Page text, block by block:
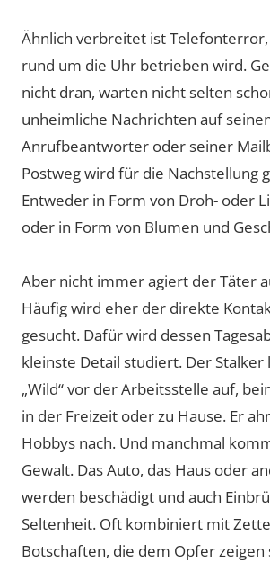
Ähnlich verbreitet ist
rund um die Uhr betrieben wird.
nicht dran, warten nicht selten
unheimliche Nachrichten auf
Anrufbeantworter oder seiner
Postweg wird für die Nachstellung
Entweder in Form von Droh- oder
oder in Form von Blumen und
Aber nicht immer agiert der Täter
Häufig wird eher der direkte
gesucht. Dafür wird dessen
kleinste Detail studiert. Der Stalker
„Wild“ vor der Arbeitsstelle auf,
in der Freizeit oder zu Hause. Er
Hobbys nach. Und manchmal
Gewalt. Das Auto, das Haus oder
werden beschädigt und auch
Seltenheit. Oft kombiniert mit
Botschaften, die dem Opfer zeigen